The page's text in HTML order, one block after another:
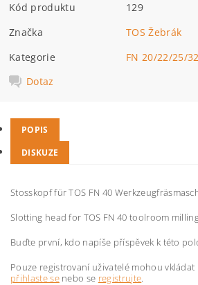
Kód produktu
129
Značka
TOS Žebrák
Kategorie
FN 20/22/25/
Dotaz
POPIS
DISKUZE
Stosskopf für TOS FN 40
Slotting head for TOS FN 40 toolroom
Buďte první, kdo napíše příspěvek k této
Pouze registrovaní uživatelé mohou vkládat
přihlaste senebo se registrujte